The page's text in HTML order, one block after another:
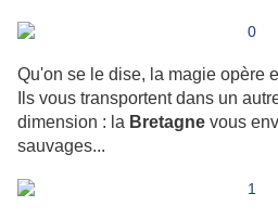
Qu'on se le dise, la magie opère
Ils vous transportent dans un
dimension : la Bretagne vous
sauvages...